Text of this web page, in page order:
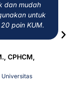
dan mudah
untuk
poin KUM.
CPHCM,
Universitas